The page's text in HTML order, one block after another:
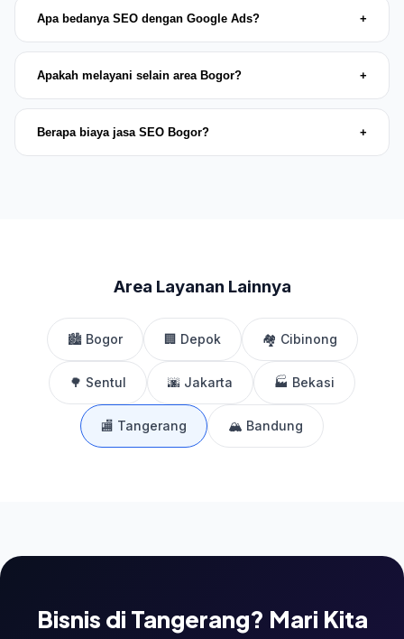
Apa bedanya SEO dengan Google Ads? +
Apakah melayani selain area Bogor? +
Berapa biaya jasa SEO Bogor? +
Area Layanan Lainnya
🏙️ Bogor 🏢 Depok 🏘️ Cibinong
🌳 Sentul 🌆 Jakarta 🏭 Bekasi
🏬 Tangerang 🏔️ Bandung
Bisnis di Tangerang? Mari Kita